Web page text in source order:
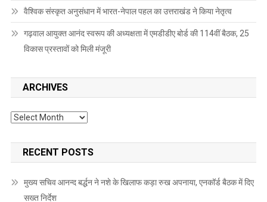
वैश्विक संस्कृत अनुसंधान में भारत-नेपाल पहल का उत्तराखंड ने किया नेतृत्व
गढ़वाल आयुक्त आनंद स्वरूप की अध्यक्षता में एमडीडीए बोर्ड की 114वीं बैठक, 25
विकास प्रस्तावों को मिली मंजूरी
ARCHIVES
Archives
RECENT POSTS
मुख्य सचिव आनन्द बर्द्धन ने नशे के खिलाफ कड़ा रुख अपनाया, एनकॉर्ड बैठक में दिए
सख्त निर्देश